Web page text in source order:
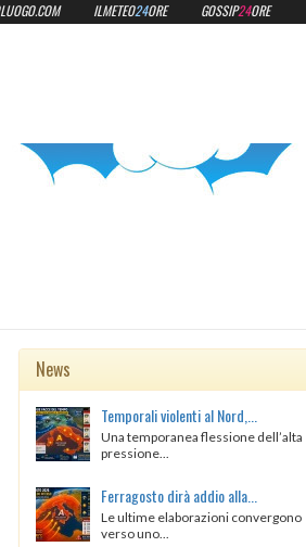
News
Temporali violenti al Nord,...
Una temporanea flessione dell’alta
pressione...
Ferragosto dirà addio alla...
Le ultime elaborazioni convergono
verso uno...
ILMETEO24ORE GOSSIP24ORE